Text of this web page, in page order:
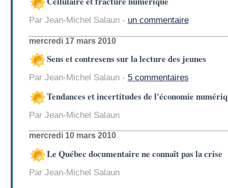
Par Jean-Michel Salaun - un commentaire
mercredi 17 mars 2010
Sens et contresens sur la lecture des jeunes
Par Jean-Michel Salaun - 5 commentaires
Tendances et incertitudes de l'économie
Par Jean-Michel Salaun
mercredi 10 mars 2010
Le Québec documentaire ne connaît pas la crise
Par Jean-Michel Salaun